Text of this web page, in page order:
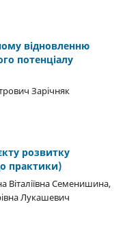
відновленню
потенціалу
Зарічняк
розвитку
практики)
Семенишина,
Лукашевич